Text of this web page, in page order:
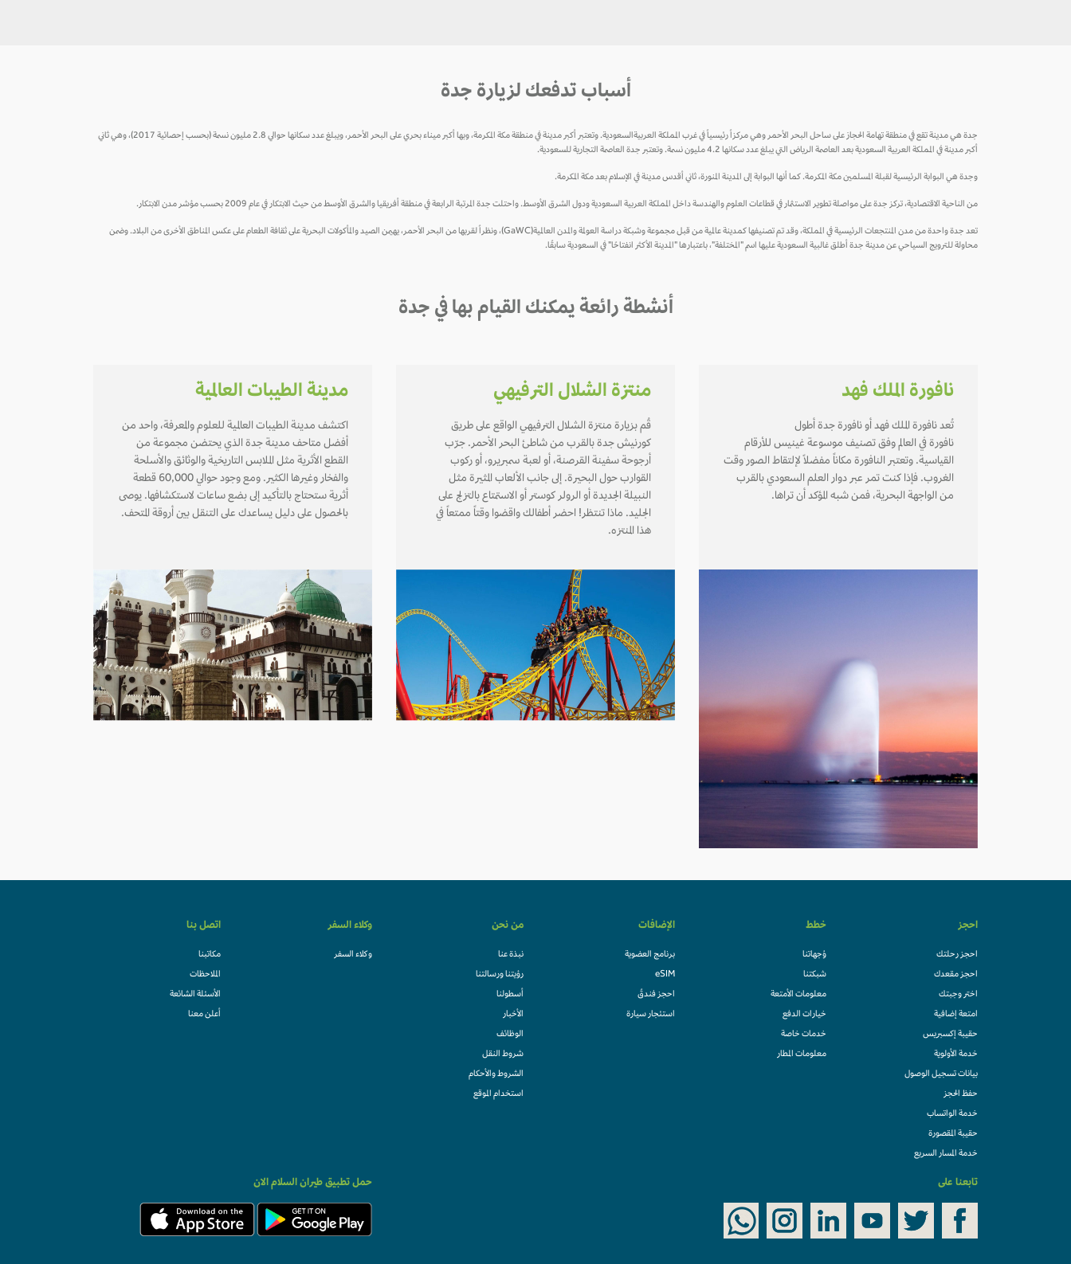
أسباب تدفعك لزيارة جدة
جدة هي مدينة تقع في منطقة تهامة الحجاز على ساحل البحر الأحمر وهي مركزاً رئيسياً في غرب المملكة العربيةالسعودية. وتعتبر أكبر مدينة في منطقة مكة المكرمة، وبها أكبر ميناء بحري على البحر الأحمر، ويبلغ عدد سكانها حوالي 2.8 مليون نسمة (بحسب إحصائية 2017)، وهي ثاني
أكبر مدينة في المملكة العربية السعودية بعد العاصمة الرياض التي يبلغ عدد سكانها 4.2 مليون نسمة. وتعتبر جدة العاصمة التجارية للسعودية.
وجدة هي البوابة الرئيسية لقبلة المسلمين مكة المكرمة. كما أنها البوابة إلى المدينة المنورة، ثاني أقدس مدينة في الإسلام بعد مكة المكرمة.
من الناحية الاقتصادية، تركز جدة على مواصلة تطوير الاستثمار في قطاعات العلوم والهندسة داخل المملكة العربية السعودية ودول الشرق الأوسط. واحتلت جدة المرتبة الرابعة في منطقة أفريقيا والشرق الأوسط من حيث الابتكار في عام 2009 بحسب مؤشر مدن الابتكار.
تعد جدة واحدة من مدن المنتجعات الرئيسية في المملكة، وقد تم تصنيفها كمدينة عالمية من قبل مجموعة وشبكة دراسة العولمة والمدن العالمية(GaWC)، ونظراً لقربها من البحر الأحمر، يهيمن الصيد والمأكولات البحرية على ثقافة الطعام على عكس المناطق الأخرى من البلاد. وضمن
محاولة للترويج السياحي عن مدينة جدة أطلق غالبية السعودية عليها اسم "المختلفة"، باعتبارها "المدينة الأكثر انفتاحًا" في السعودية سابقًا.
أنشطة رائعة يمكنك القيام بها في جدة
نافورة الملك فهد
تُعد نافورة الملك فهد أو نافورة جدة أطول
نافورة في العالم وفق تصنيف موسوعة غينيس للأرقام
القياسية. وتعتبر النافورة مكاناً مفضلاً لإلتقاط الصور وقت
الغروب. فإذا كنت تمر عبر دوار العلم السعودي بالقرب
من الواجهة البحرية، فمن شبه المؤكد أن تراها.
منتزة الشلال الترفيهي
قُم بزيارة منتزة الشلال الترفيهي الواقع على طريق
كورنيش جدة بالقرب من شاطئ البحر الأحمر. جرّب
أرجوحة سفينة القرصنة، أو لعبة سمبريرو، أو ركوب
القوارب حول البحيرة. إلى جانب الألعاب المثيرة مثل
النبيلة الجديدة أو الرولر كوستر أو الاستمتاع بالتزلج على
الجليد. ماذا تنتظر! احضر أطفالك واقضوا وقتاً ممتعاً في
هذا المنتزه.
مدينة الطيبات العالمية
اكتشف مدينة الطيبات العالمية للعلوم والمعرفة، واحد من
أفضل متاحف مدينة جدة الذي يحتضن مجموعة من
القطع الأثرية مثل الملابس التاريخية والوثائق والأسلحة
والفخار وغيرها الكثير. ومع وجود حوالي 60,000 قطعة
أثرية ستحتاج بالتأكيد إلى بضع ساعات لاستكشافها. يوصى
بالحصول على دليل يساعدك على التنقل بين أروقة المتحف.
احجز
احجز رحلتك
احجز مقعدك
اختر وجبتك
امتعة إضافية
حقيبة إكسبريس
خدمة الأولوية
بيانات تسجيل الوصول
حفظ الحجز
خدمة الواتساب
حقيبة المقصورة
خدمة المسار السريع
خطط
وُجهاتنا
شبكتنا
معلومات الأمتعة
خيارات الدفع
خدمات خاصة
معلومات المطار
الإضافات
برنامج العضوية
eSIM
احجز فندقً
استئجار سيارة
من نحن
نبذة عنا
رؤيتنا ورسالتنا
أسطولنا
الأخبار
الوظائف
شروط النقل
الشروط والأحكام
استخدام الموقع
وكلاء السفر
وكلاء السفر
اتصل بنا
مكاتبنا
الملاحظات
الأسئلة الشائعة
أعلن معنا
تابعنا على حمل تطبيق طيران السلام الان